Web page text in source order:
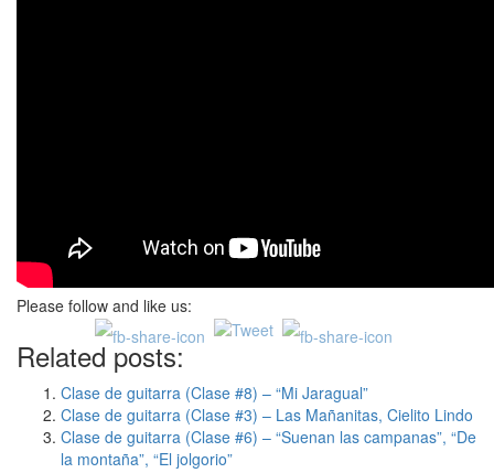
Please follow and like us:
Related posts:
Clase de guitarra (Clase #8) – “Mi Jaragual”
Clase de guitarra (Clase #3) – Las Mañanitas, Cielito Lindo
Clase de guitarra (Clase #6) – “Suenan las campanas”, “De
la montaña”, “El jolgorio”